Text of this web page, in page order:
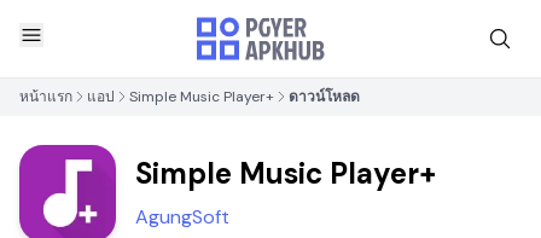
หน้าแรก แอป Simple Music Player+ ดาวน์โหลด
Simple Music Player+
AgungSoft